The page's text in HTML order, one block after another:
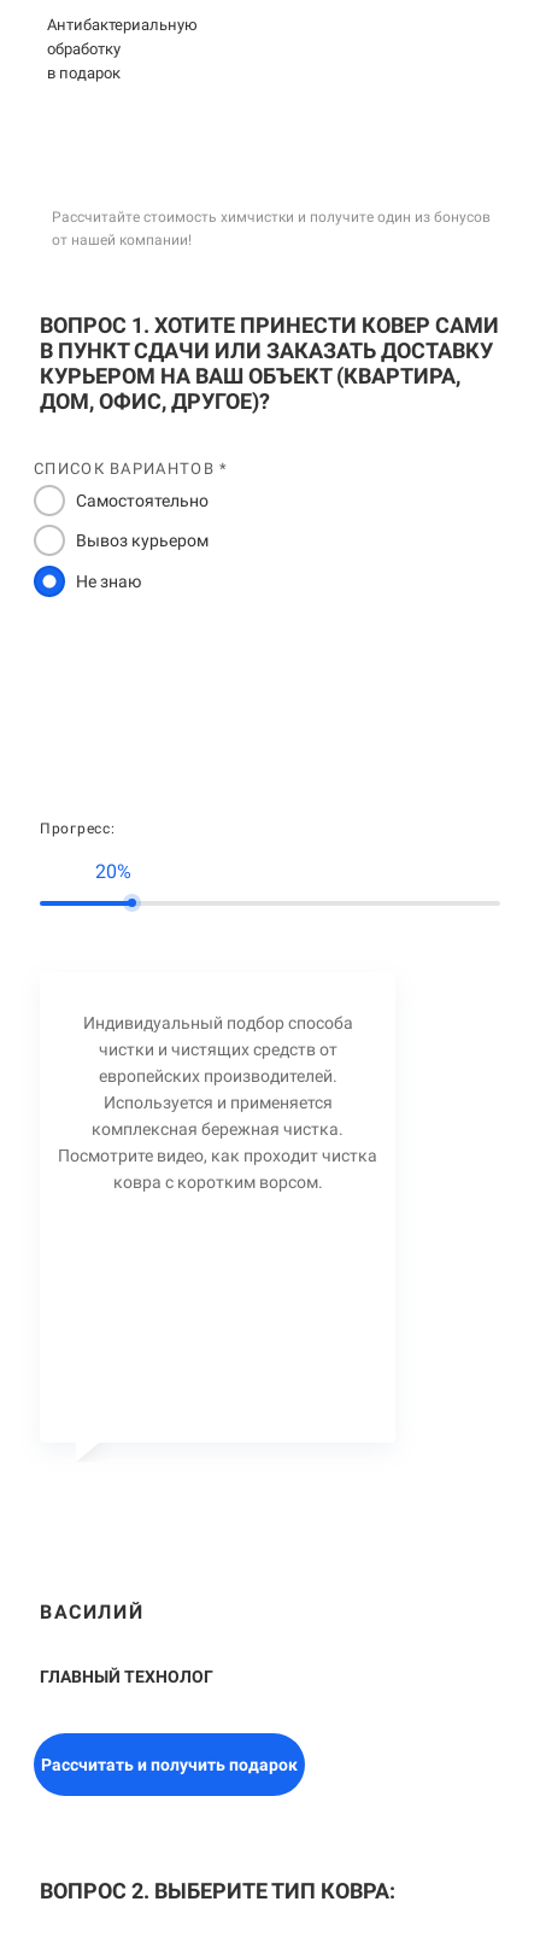
Антибактериальную
обработку
в подарок
Рассчитайте стоимость химчистки и получите один из бонусов
от нашей компании!
ВОПРОС 1. ХОТИТЕ ПРИНЕСТИ КОВЕР САМИ
В ПУНКТ СДАЧИ ИЛИ ЗАКАЗАТЬ ДОСТАВКУ
КУРЬЕРОМ НА ВАШ ОБЪЕКТ (КВАРТИРА,
ДОМ, ОФИС, ДРУГОЕ)?
СПИСОК ВАРИАНТОВ *
Самостоятельно
Вывоз курьером
Не знаю
Прогресс:
20%
Индивидуальный подбор способа
чистки и чистящих средств от
европейских производителей.
Используется и применяется
комплексная бережная чистка.
Посмотрите видео, как проходит чистка
ковра с коротким ворсом.
ВАСИЛИЙ
ГЛАВНЫЙ ТЕХНОЛОГ
Рассчитать и получить подарок
ВОПРОС 2. ВЫБЕРИТЕ ТИП КОВРА: